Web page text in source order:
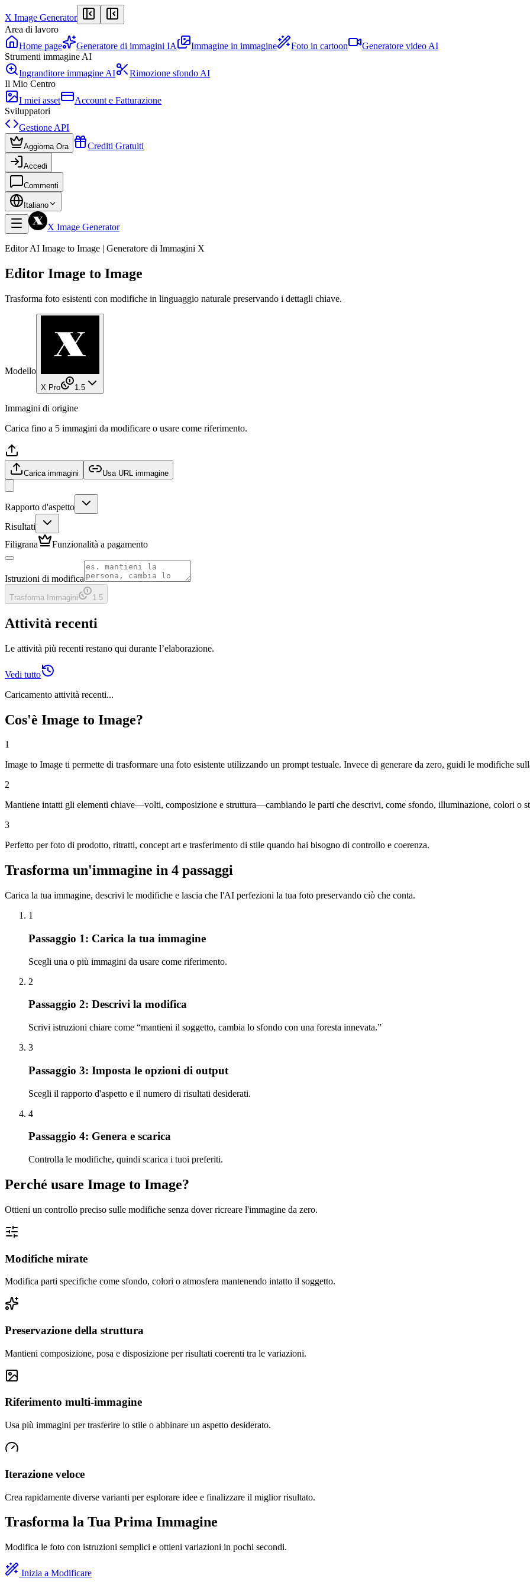
X Image Generator
Area di lavoro
Home page
Generatore di immagini IA Immagine in immagine Foto in cartoon
Generatore video AI
Strumenti immagine AI
Ingranditore immagine AI
Rimozione sfondo AI
Il Mio Centro
I miei asset
Account e Fatturazione
Sviluppatori
Gestione API
Aggiorna Ora Crediti Gratuiti
Accedi
Commenti
Italiano
X Image Generator
Editor AI Image to Image | Generatore di Immagini X
Editor Image to Image
Trasforma foto esistenti con modifiche in linguaggio naturale preservando i dettagli chiave.
Modello
X Pro 1.5
Immagini di origine
Carica fino a 5 immagini da modificare o usare come riferimento.
Carica immagini Usa URL immagine
Rapporto d'aspetto
Risultati
Filigrana
Funzionalità a pagamento
Istruzioni di modifica
Trasforma Immagini 1.5
Attività recenti
Le attività più recenti restano qui durante l’elaborazione.
Vedi tutto
Caricamento attività recenti...
Cos'è Image to Image?
1
Image to Image ti permette di trasformare una foto esistente utilizzando un prompt testuale. Invece di generare da zero, guidi le modifiche
2
Mantiene intatti gli elementi chiave—volti, composizione e struttura—cambiando le parti che descrivi, come sfondo, illuminazione, colori o
3
Perfetto per foto di prodotto, ritratti, concept art e trasferimento di stile quando hai bisogno di controllo e coerenza.
Trasforma un'immagine in 4 passaggi
Carica la tua immagine, descrivi le modifiche e lascia che l'AI perfezioni la tua foto preservando ciò che conta.
1
Passaggio 1: Carica la tua immagine
Scegli una o più immagini da usare come riferimento.
2
Passaggio 2: Descrivi la modifica
Scrivi istruzioni chiare come “mantieni il soggetto, cambia lo sfondo con una foresta innevata.”
3
Passaggio 3: Imposta le opzioni di output
Scegli il rapporto d'aspetto e il numero di risultati desiderati.
4
Passaggio 4: Genera e scarica
Controlla le modifiche, quindi scarica i tuoi preferiti.
Perché usare Image to Image?
Ottieni un controllo preciso sulle modifiche senza dover ricreare l'immagine da zero.
Modifiche mirate
Modifica parti specifiche come sfondo, colori o atmosfera mantenendo intatto il soggetto.
Preservazione della struttura
Mantieni composizione, posa e disposizione per risultati coerenti tra le variazioni.
Riferimento multi-immagine
Usa più immagini per trasferire lo stile o abbinare un aspetto desiderato.
Iterazione veloce
Crea rapidamente diverse varianti per esplorare idee e finalizzare il miglior risultato.
Trasforma la Tua Prima Immagine
Modifica le foto con istruzioni semplici e ottieni variazioni in pochi secondi.
Inizia a Modificare